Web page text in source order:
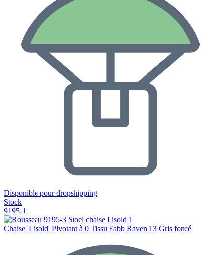
Disponible pour dropshipping
Stock
9195-1
Chaise 'Lisold' Pivotant à 0 Tissu Fabb Raven 13 Gris foncé